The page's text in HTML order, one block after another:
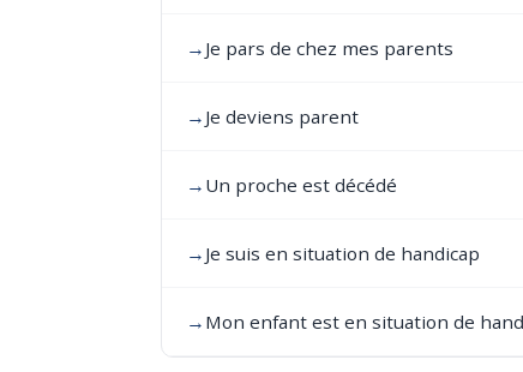
→ Je pars de chez mes parents
→ Je deviens parent
→ Un proche est décédé
→ Je suis en situation de handicap
→ Mon enfant est en situation de